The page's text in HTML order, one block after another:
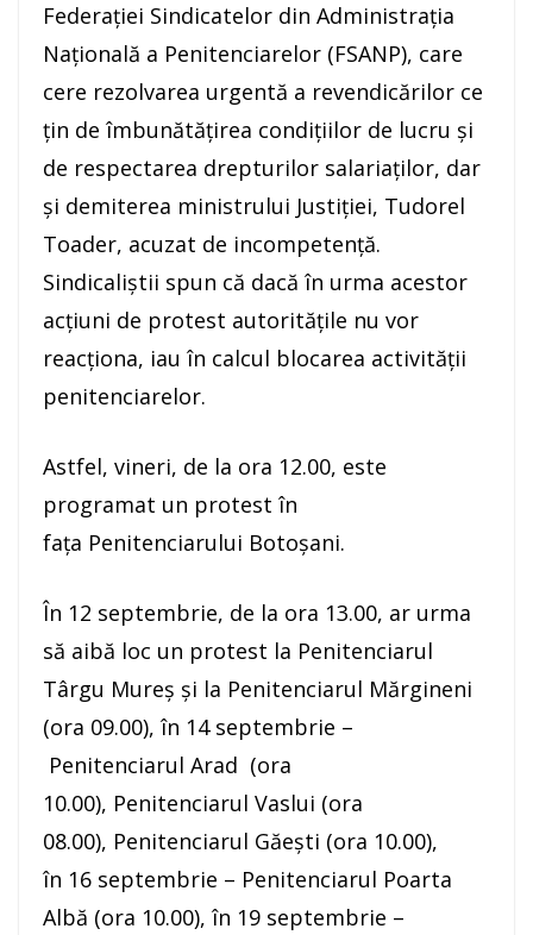
Federaţiei Sindicatelor din Administraţia
Naţională a Penitenciarelor (FSANP), care
cere rezolvarea urgentă a revendicărilor ce
ţin de îmbunătăţirea condiţiilor de lucru şi
de respectarea drepturilor salariaţilor, dar
şi demiterea ministrului Justiţiei, Tudorel
Toader, acuzat de incompetenţă.
Sindicaliştii spun că dacă în urma acestor
acţiuni de protest autorităţile nu vor
reacţiona, iau în calcul blocarea activităţii
penitenciarelor.
Astfel, vineri, de la ora 12.00, este
programat un protest în
faţa Penitenciarului Botoşani.
În 12 septembrie, de la ora 13.00, ar urma
să aibă loc un protest la Penitenciarul
Târgu Mureş şi la Penitenciarul Mărgineni
(ora 09.00), în 14 septembrie –
Penitenciarul Arad (ora
10.00), Penitenciarul Vaslui (ora
08.00), Penitenciarul Găeşti (ora 10.00),
în 16 septembrie – Penitenciarul Poarta
Albă (ora 10.00), în 19 septembrie –